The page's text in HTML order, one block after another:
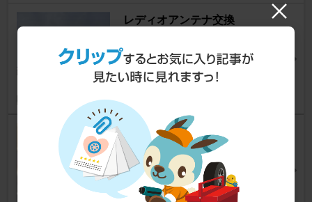
レディオアンテナ交換
sinpusanさん
0
ﾗｲﾝﾄﾞﾗｲﾊﾞｰ・ﾍｯﾄﾞﾕﾆｯﾄ・追加ﾓﾆ
ﾀｰ電源強化②
エブリイワゴン [DA64W]
☆兄貴☆さん
17
0